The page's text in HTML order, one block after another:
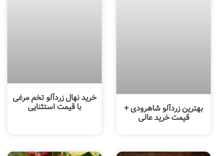
بهترین زردآلو شاهرودی +
قیمت خرید عالی
خرید نهال زردآلو تخم مرغی
با قیمت استثنایی